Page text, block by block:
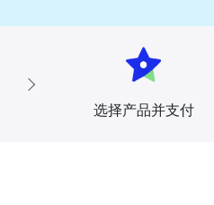
选择产品并支付